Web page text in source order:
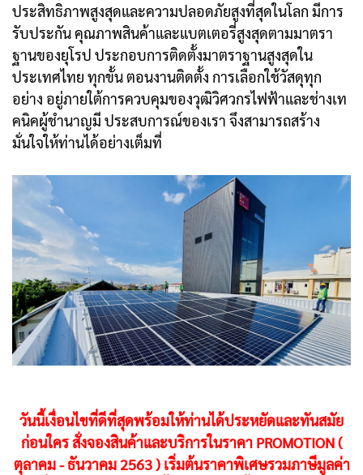
ประสิทธิภาพสูงสุดและความปลอดภัยสูงที่สุดในโลก มีการ
รับประกัน คุณภาพสินค้าและแบตเตอรี่สูงสุดตามมาตรา
ฐานของยุโรป ประกอบการติดตั้งมาตราฐานสูงสุดใน
ประเทศไทย ทุกขั้น ตอนงานติดตั้ง การเลือกใช้วัสดุทุก
อย่าง อยู่ภายใต้การควบคุมของวุฒิวิศวกรไฟฟ้าและช่างเท
คนิคผู้ชํานาญมี ประสบการณ์ของเรา จึงสามารถสร้าง
มั่นใจให้ท่านได้อย่างเต็มที่
วันนี้เงื่อนไขที่ดีที่สุดพร้อมให้ท่านได้ประหยัดและทันสมัย
ก่อนใคร สั่งจองสินค้าและบริการในราคา PROMOTION (
ตุลาคม - ธันวาคม 2563 ) เริ่มต้นราคาพิเศษรวมภาษีมูลค่า